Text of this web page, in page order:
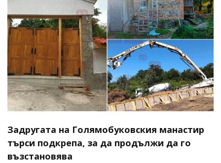
Задругата на Голямобуковския манастир
търси подкрепа, за да продължи да го
възстановява